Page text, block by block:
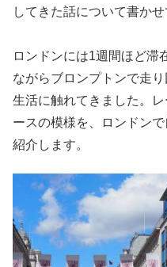
してきた話について書か
ロンドンには1週間ほど滞
ながらブロンプトンで走
生活に触れてきました。
ースの模様を、ロンドン
紹介します。